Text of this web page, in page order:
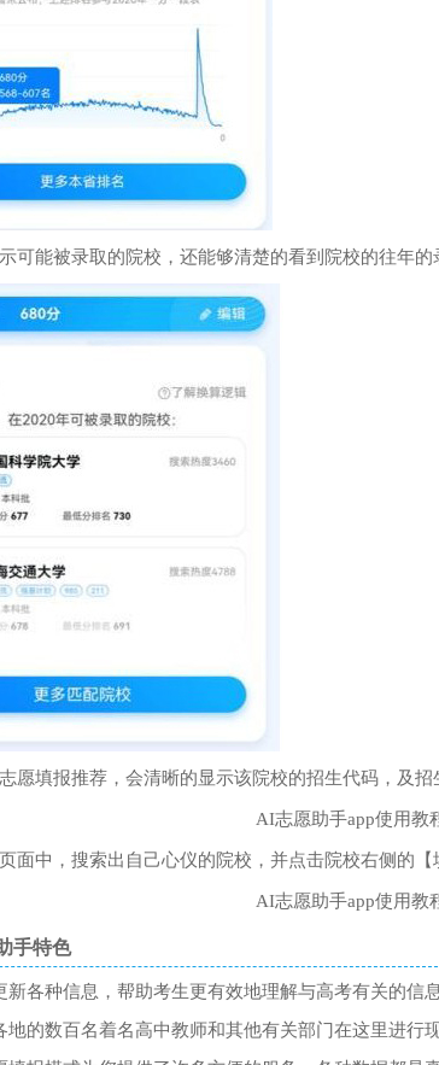
可能被录取的院校，还能够清楚的看到院校的往年的
愿填报推荐，会清晰的显示该院校的招生代码，及招
面中，搜索出自己心仪的院校，并点击院校右侧的【
手特色
新各种信息，帮助考生更有效地理解与高考有关的信息
地的数百名着名高中教师和其他有关部门在这里进行现